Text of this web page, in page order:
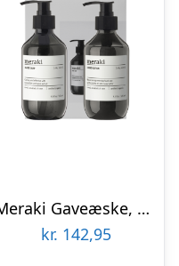
Meraki Gaveæske, Silky Mist, Simple hand care, 275ml.
kr. 142,95